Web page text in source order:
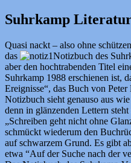
Suhrkamp
Quasi nackt – also ohne
das
Notizbuch des
aber den hochtrabenden Titel
Suhrkamp 1988 erschienen ist,
Ereignisse“, das Buch von
Notizbuch sieht genauso aus
denn in glänzenden Lettern
„Schreiben geht nicht ohne
schmückt wiederum den
auf schwarzem Grund. Es gibt
etwa “Auf der Suche nach der